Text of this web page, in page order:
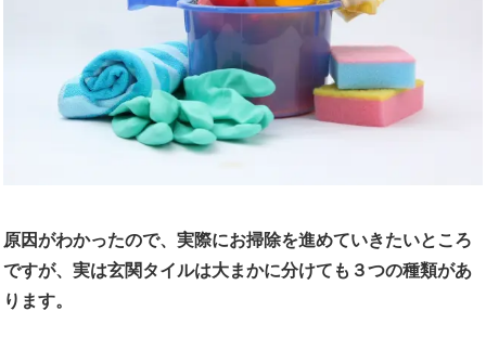
原因がわかったので、実際にお掃除を進めていきたいところ
ですが、実は玄関タイルは大まかに分けても３つの種類があ
ります。